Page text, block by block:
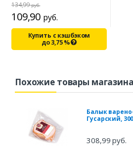
134,99руб.
109,90 руб.
Купить с кэшбэком
до3,75%
Похожие товары магазина
Балык
Гусарский,
308,99 руб.